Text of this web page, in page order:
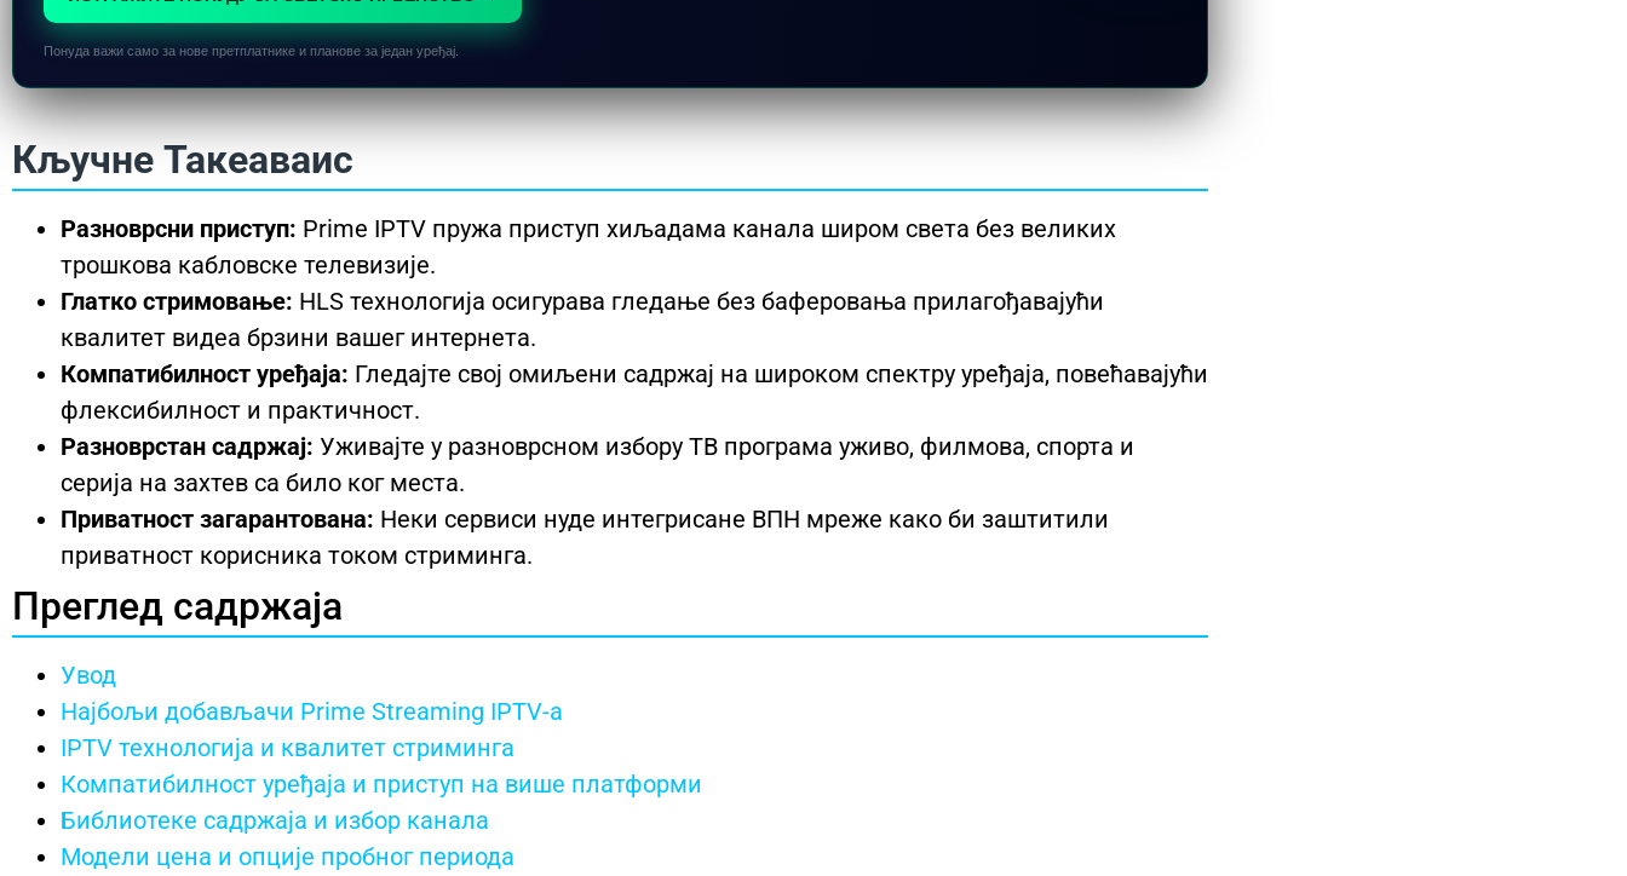
Понуда важи само за нове претплатнике и планове за један уређај.
Кључне Такеаваис
Разноврсни приступ: Prime IPTV пружа приступ хиљадама канала широм света без великих
трошкова кабловске телевизије.
Глатко стримовање: HLS технологија осигурава гледање без баферовања прилагођавајући
квалитет видеа брзини вашег интернета.
Компатибилност уређаја: Гледајте свој омиљени садржај на широком спектру уређаја, повећавајући
флексибилност и практичност.
Разноврстан садржај: Уживајте у разноврсном избору ТВ програма уживо, филмова, спорта и
серија на захтев са било ког места.
Приватност загарантована: Неки сервиси нуде интегрисане ВПН мреже како би заштитили
приватност корисника током стриминга.
Преглед садржаја
Увод
Најбољи добављачи Prime Streaming IPTV-а
IPTV технологија и квалитет стриминга
Компатибилност уређаја и приступ на више платформи
Библиотеке садржаја и избор канала
Модели цена и опције пробног периода